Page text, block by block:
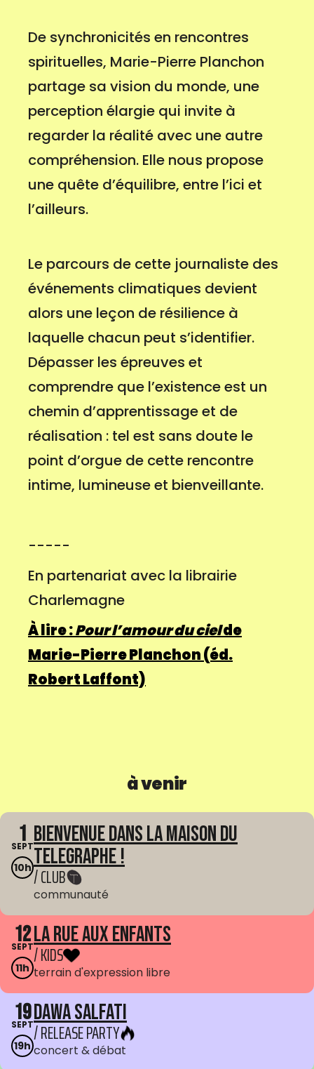
De synchronicités en rencontres
spirituelles, Marie-Pierre Planchon
partage sa vision du monde, une
perception élargie qui invite à
regarder la réalité avec une autre
compréhension. Elle nous propose
une quête d’équilibre, entre l’ici et
l’ailleurs.
Le parcours de cette journaliste des
événements climatiques devient
alors une leçon de résilience à
laquelle chacun peut s’identifier.
Dépasser les épreuves et
comprendre que l’existence est un
chemin d’apprentissage et de
réalisation : tel est sans doute le
point d’orgue de cette rencontre
intime, lumineuse et bienveillante.
-----
En partenariat avec la librairie
Charlemagne
À lire :Pour l’amour du cielde
Marie-Pierre Planchon (éd.
Robert Laffont)
à venir
1
SEPT
10h
Bienvenue dans La Maison du
Telegraphe !
/ CLUB
communauté
12
SEPT
11h
La Rue aux enfants
/ KIDS
terrain d'expression libre
19
SEPT
19h
Dawa Salfati
/ RELEASE PARTY
concert & débat